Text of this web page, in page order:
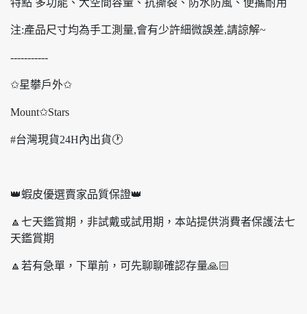
特點 多功能、大空間容量、抗撕裂、防水防風、便攜耐用
注:產品尺寸均為手工測量,會有少許細微誤差,請諒解~
-----------
✩星攀戶外✩
Mount✩Stars
#台灣現貨24H內出貨🕐
👑蝦皮優選賣家品質保證👑
🔼七天鑑賞期，非試戴或試用期，本站提供消費者保護法七
天鑑賞期
🔼若有急單，下單前，可先聊聊確認存量🙏🏻